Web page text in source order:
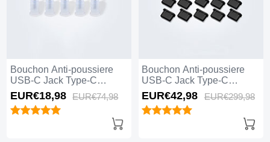
Bouchon Anti-poussiere
USB-C Jack Type-C
Universel 5PCS pour
Apple iPhone 15 Plus
Blanc
EUR€18,98 EUR€74,98
Bouchon Anti-poussiere
USB-C Jack Type-C
Universel 20PCS pour
Apple iPhone 15 Plus Noir
EUR€42,98 EUR€299,98